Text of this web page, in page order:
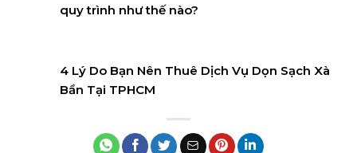
quy trình như thế nào?
4 Lý Do Bạn Nên Thuê Dịch Vụ Dọn Sạch Xà
Bần Tại TPHCM